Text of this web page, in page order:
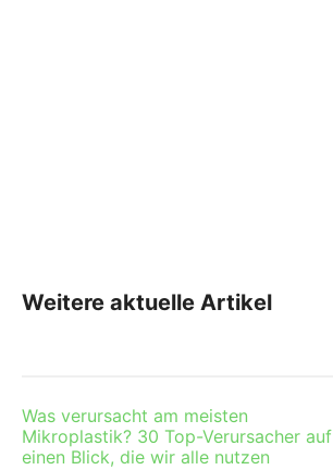
Weitere aktuelle Artikel
Was verursacht am meisten
Mikroplastik? 30 Top-Verursacher auf
einen Blick, die wir alle nutzen